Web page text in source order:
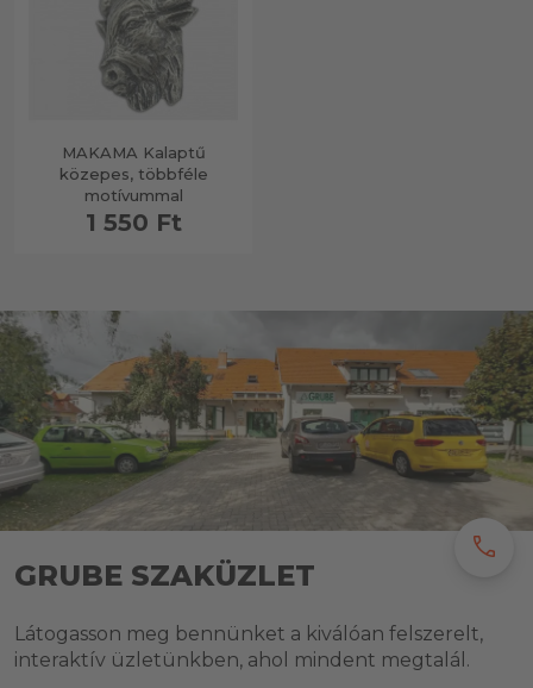
MAKAMA Kalaptű
közepes, többféle
motívummal
1 550 Ft
call
GRUBE SZAKÜZLET
Látogasson meg bennünket a kiválóan felszerelt,
interaktív üzletünkben, ahol mindent megtalál.